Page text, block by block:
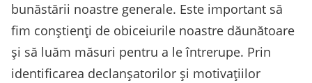
bunăstării noastre generale. Este important să
fim conștienți de obiceiurile noastre dăunătoare
și să luăm măsuri pentru a le întrerupe. Prin
identificarea declanșatorilor și motivațiilor